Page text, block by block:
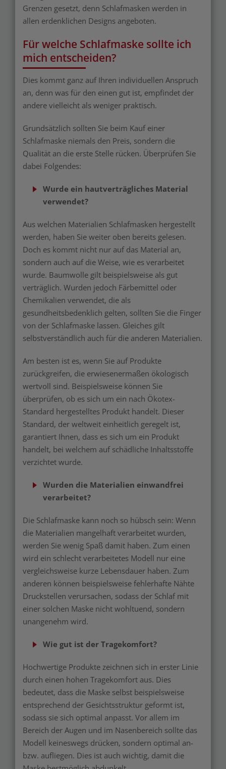
Grenzen gesetzt, denn Schlafmasken werden in
allen erdenklichen Designs angeboten.
Für welche Schlafmaske sollte ich
mich entscheiden?
Dies kommt ganz auf Ihren individuellen Anspruch
an, denn was für den einen gut ist, empfindet der
andere vielleicht als weniger praktisch.
Grundsätzlich sollten Sie beim Kauf einer
Schlafmaske niemals den Preis, sondern die
Qualität an die erste Stelle rücken. Überprüfen Sie
dabei Folgendes:
Wurde ein hautverträgliches Material
verwendet?
Aus welchen Materialien Schlafmasken hergestellt
werden, haben Sie weiter oben bereits gelesen.
Doch es kommt nicht nur auf das Material an,
sondern auch auf die Weise, wie es verarbeitet
wurde. Baumwolle gilt beispielsweise als gut
verträglich. Wurden jedoch Färbemittel oder
Chemikalien verwendet, die als
gesundheitsbedenklich gelten, sollten Sie die Finger
von der Schlafmaske lassen. Gleiches gilt
selbstverständlich auch für die anderen Materialien.
Am besten ist es, wenn Sie auf Produkte
zurückgreifen, die erwiesenermaßen ökologisch
wertvoll sind. Beispielsweise können Sie
überprüfen, ob es sich um ein nach Ökotex-
Standard hergestelltes Produkt handelt. Dieser
Standard, der weltweit einheitlich geregelt ist,
garantiert Ihnen, dass es sich um ein Produkt
handelt, bei welchem auf schädliche Inhaltsstoffe
verzichtet wurde.
Wurden die Materialien einwandfrei
verarbeitet?
Die Schlafmaske kann noch so hübsch sein: Wenn
die Materialien mangelhaft verarbeitet wurden,
werden Sie wenig Spaß damit haben. Zum einen
wird ein schlecht verarbeitetes Modell nur eine
vergleichsweise kurze Lebensdauer haben. Zum
anderen können beispielsweise fehlerhafte Nähte
Druckstellen verursachen, sodass der Schlaf mit
einer solchen Maske nicht wohltuend, sondern
unangenehm wird.
Wie gut ist der Tragekomfort?
Hochwertige Produkte zeichnen sich in erster Linie
durch einen hohen Tragekomfort aus. Dies
bedeutet, dass die Maske selbst beispielsweise
entsprechend der Gesichtsstruktur geformt ist,
sodass sie sich optimal anpasst. Vor allem im
Bereich der Augen und im Nasenbereich sollte das
Modell keineswegs drücken, sondern optimal an-
bzw. aufliegen. Dies ist auch wichtig, damit die